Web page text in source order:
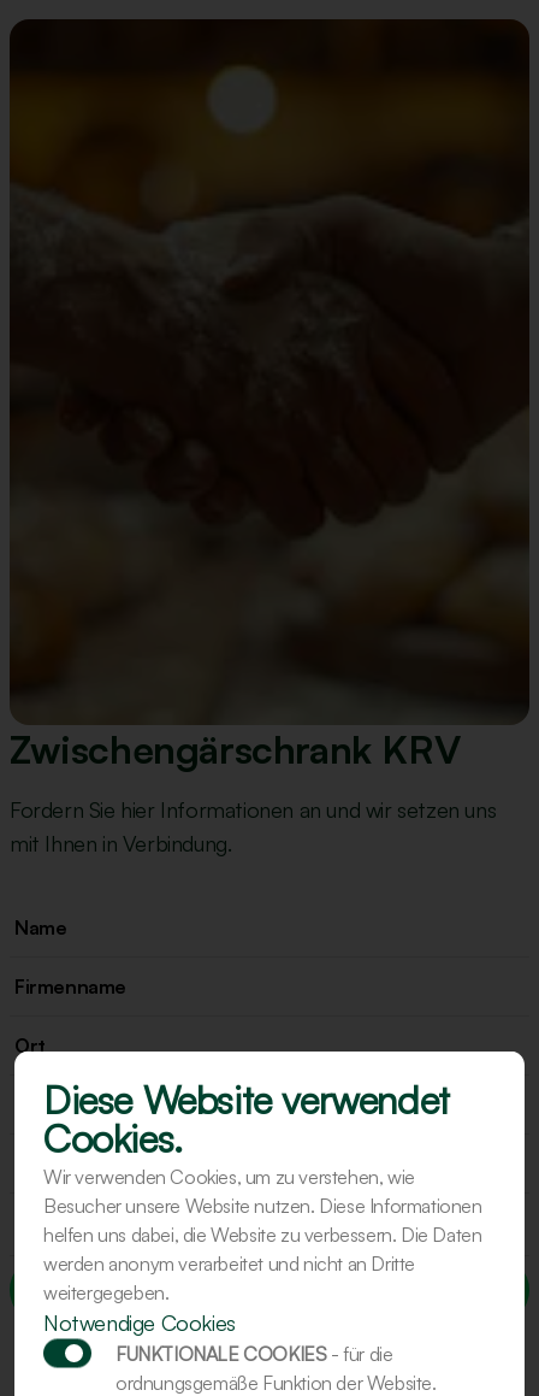
Zwischengärschrank KRV
Fordern Sie hier Informationen an und wir setzen uns
mit Ihnen in Verbindung.
Diese Website verwendet
Cookies.
Wir verwenden Cookies, um zu verstehen, wie
Besucher unsere Website nutzen. Diese Informationen
helfen uns dabei, die Website zu verbessern. Die Daten
werden anonym verarbeitet und nicht an Dritte
weitergegeben.
Notwendige Cookies
FUNKTIONALE COOKIES - für die
ordnungsgemäße Funktion der Website.